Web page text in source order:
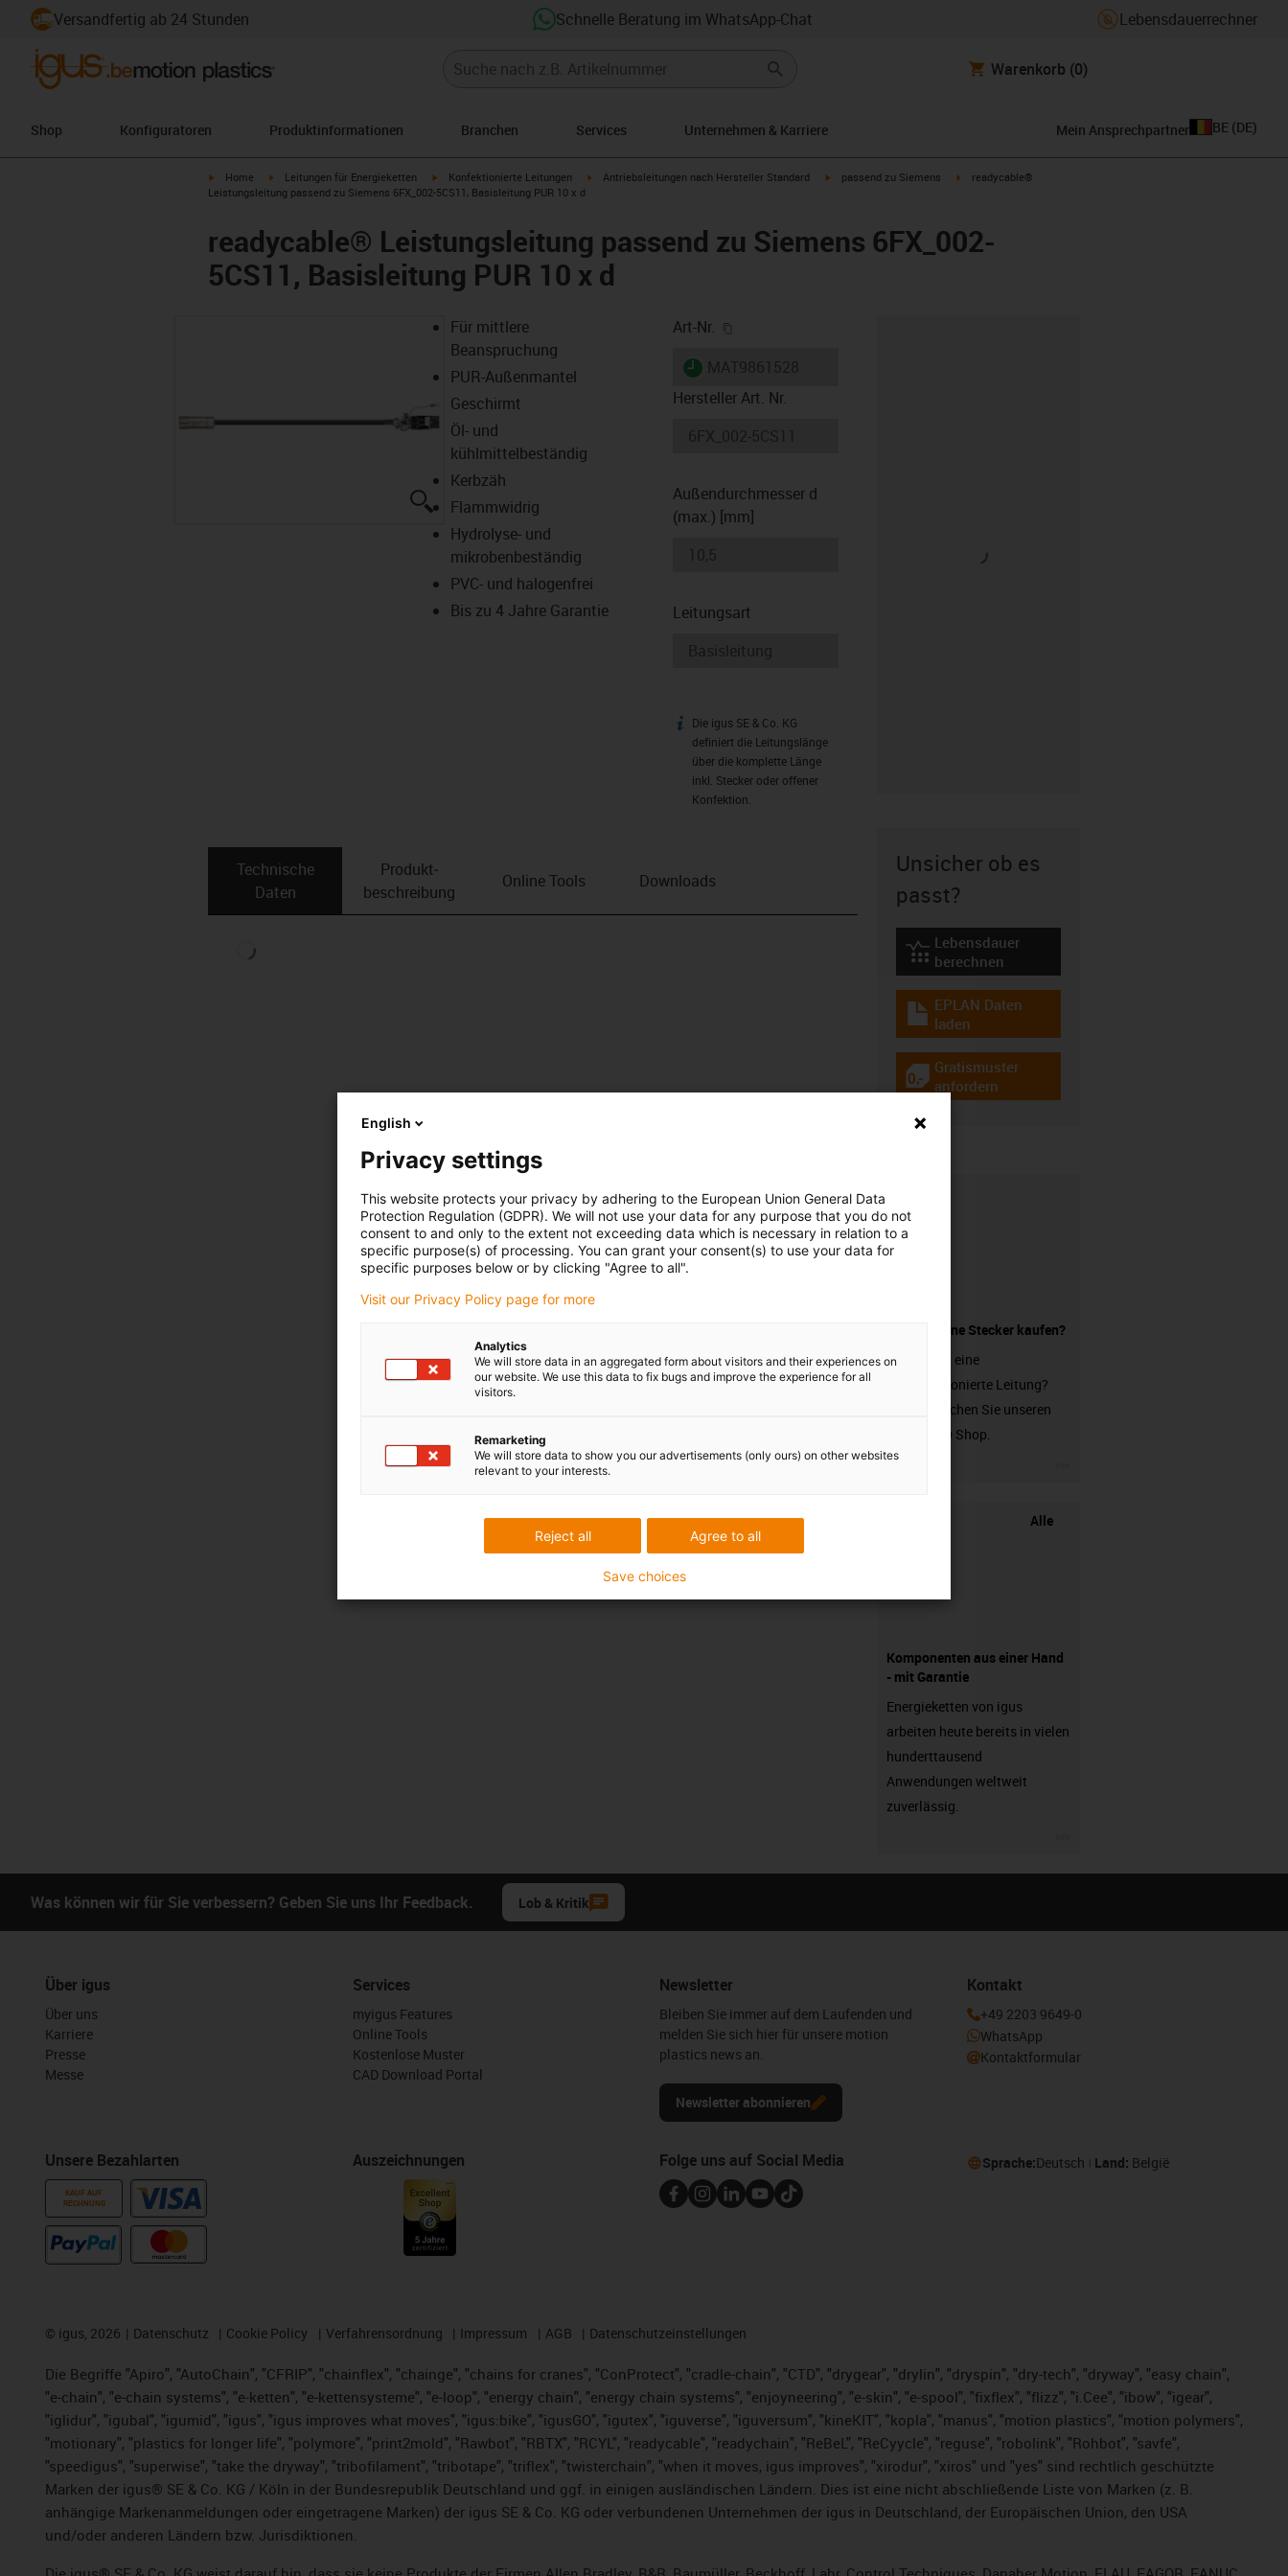
Versandfertig ab 24 Stunden Schnelle Beratung im WhatsApp-Chat Lebensdauerrechner
Warenkorb (0)
Shop Konfiguratoren Produktinformationen Branchen Services Unternehmen & Karriere Mein Ansprechpartner BE (DE)
igus-icon-arrow-right
Home igus-icon-arrow-right
Leitungen für Energieketten igus-icon-arrow-right
Konfektionierte Leitungen igus-icon-arrow-right
Antriebsleitungen nach Hersteller Standard igus-icon-arrow-right
passend zu Siemens igus-icon-arrow-right
readycable®
Leistungsleitung passend zu Siemens 6FX_002-5CS11, Basisleitung PUR 10 x d
readycable® Leistungsleitung passend zu Siemens 6FX_002-
5CS11, Basisleitung PUR 10 x d
igus-icon-lupe
Für mittlere
Beanspruchung
PUR-Außenmantel
Geschirmt
Öl- und
kühlmittelbeständig
Kerbzäh
Flammwidrig
Hydrolyse- und
mikrobenbeständig
PVC- und halogenfrei
Bis zu 4 Jahre Garantie
Art-Nr.
igus-icon-lieferzeit
Hersteller Art. Nr.
Außendurchmesser d
(max.) [mm]
Leitungsart
igus-icon-info
Die igus SE & Co. KG
definiert die Leitungslänge
über die komplette Länge
inkl. Stecker oder offener
Konfektion.
Technische
Daten
Produkt­
beschreibung
Online Tools Downloads
Unsicher ob es
passt?
igus-icon-lebensdauerrechner
Lebensdauer
berechnen
igus-icon-download-plan
EPLAN Daten
laden
igus-icon-gratismuster
Gratismuster
anfordern
Leitung ohne Stecker kaufen?
Sie suchen eine
unkonfektionierte Leitung?
Dann besuchen Sie unseren
chainflex® Shop.
Alle
Komponenten aus einer Hand
- mit Garantie
Energieketten von igus
arbeiten heute bereits in vielen
hunderttausend
Anwendungen weltweit
zuverlässig.
Was können wir für Sie verbessern? Geben Sie uns Ihr Feedback. Lob & Kritik
Über igus
Über uns
Karriere
Presse
Messe
Unsere Bezahlarten
KAUF AUF
RECHNUNG
Services
myigus Features
Online Tools
Kostenlose Muster
CAD Download Portal
Auszeichnungen
Newsletter
Bleiben Sie immer auf dem Laufenden und
melden Sie sich hier für unsere motion
plastics news an.
Newsletter abonnieren
Kontakt
+49 2203 9649-0
WhatsApp
Kontaktformular
Folge uns auf Social Media Sprache:Deutsch Land: België
© igus, 2026 Datenschutz Cookie Policy Verfahrensordnung Impressum AGB Datenschutzeinstellungen
Die Begriffe "Apiro", "AutoChain", "CFRIP", "chainflex", "chainge", "chains for cranes", "ConProtect", "cradle-chain", "CTD", "drygear", "drylin", "dryspin", "dry-tech", "dryway", "easy chain",
"e-chain", "e-chain systems", "e-ketten", "e-kettensysteme", "e-loop", "energy chain", "energy chain systems", "enjoyneering", "e-skin", "e-spool", "fixflex", "flizz", "i.Cee", "ibow", "igear",
"iglidur", "igubal", "igumid", "igus", "igus improves what moves", "igus:bike", "igusGO", "igutex", "iguverse", "iguversum", "kineKIT", "kopla", "manus", "motion plastics", "motion polymers",
"motionary", "plastics for longer life", "polymore", "print2mold", "Rawbot", "RBTX", "RCYL", "readycable", "readychain", "ReBeL", "ReCyycle", "reguse", "robolink", "Rohbot", "savfe",
"speedigus", "superwise", "take the dryway", "tribofilament", "tribotape", "triflex", "twisterchain", "when it moves, igus improves", "xirodur", "xiros" und "yes" sind rechtlich geschützte
Marken der igus® SE & Co. KG / Köln in der Bundesrepublik Deutschland und ggf. in einigen ausländischen Ländern. Dies ist eine nicht abschließende Liste von Marken (z. B.
anhängige Markenanmeldungen oder eingetragene Marken) der igus SE & Co. KG oder verbundenen Unternehmen der igus in Deutschland, der Europäischen Union, den USA
und/oder anderen Ländern bzw. Jurisdiktionen.
English
Privacy settings
This website protects your privacy by adhering to the European Union General Data
Protection Regulation (GDPR). We will not use your data for any purpose that you do not
consent to and only to the extent not exceeding data which is necessary in relation to a
specific purpose(s) of processing. You can grant your consent(s) to use your data for
specific purposes below or by clicking "Agree to all".
Visit our Privacy Policy page for more
Analytics
We will store data in an aggregated form about visitors and their experiences on
our website. We use this data to fix bugs and improve the experience for all
visitors.
Remarketing
We will store data to show you our advertisements (only ours) on other websites
relevant to your interests.
Agree to all
Reject all
Save choices